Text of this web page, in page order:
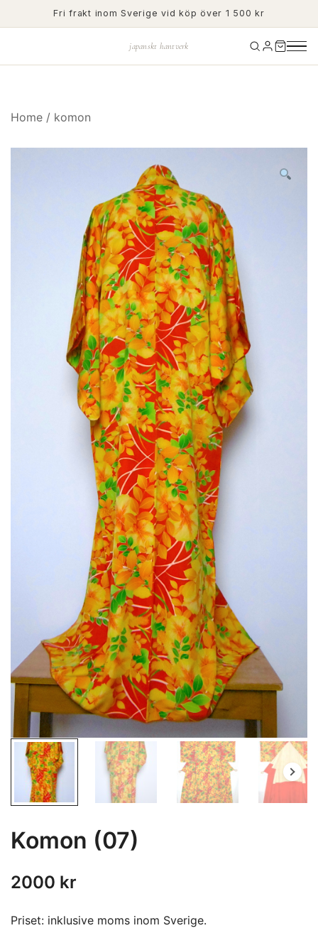
to
Fri frakt inom Sverige vid köp över 1 500 kr
japanskt hantverk
Home / komon
Komon (07)
2000 kr
Priset: inklusive moms inom Sverige.